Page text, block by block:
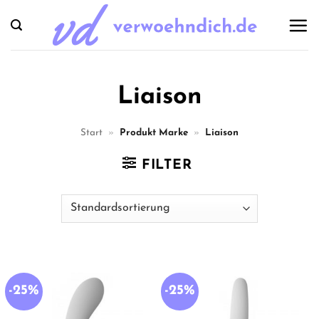
Inhalt
springen
Liaison
Start » Produkt Marke » Liaison
FILTER
-25% -25%